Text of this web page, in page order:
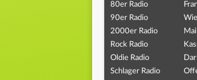
80er Radio
90er Radio
2000er Radio
Rock Radio
Oldie Radio
Schlager Radio